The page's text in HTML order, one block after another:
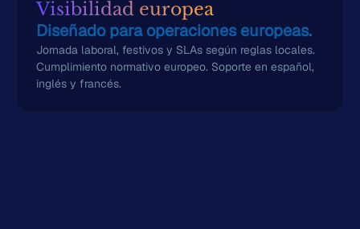
Visibilidad europea
Diseñado para operaciones europeas.
Jornada laboral, festivos y SLAs según reglas locales.
Cumplimiento normativo europeo. Soporte en español,
inglés y francés.